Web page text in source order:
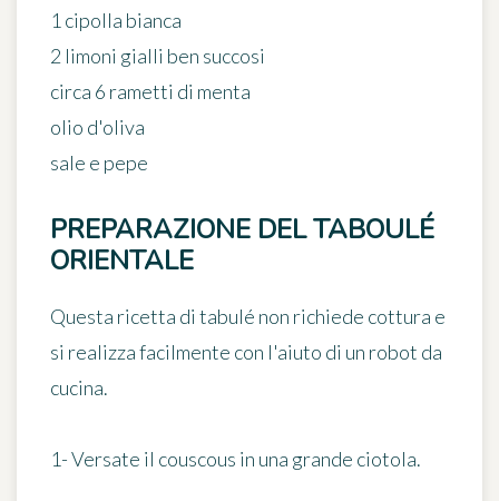
1 cipolla bianca
2 limoni gialli ben succosi
circa 6 rametti di menta
olio d'oliva
sale e pepe
PREPARAZIONE DEL TABOULÉ
ORIENTALE
Questa ricetta di tabulé non richiede cottura e
si realizza facilmente con l'aiuto di un robot da
cucina.
1- Versate il couscous in una grande ciotola.